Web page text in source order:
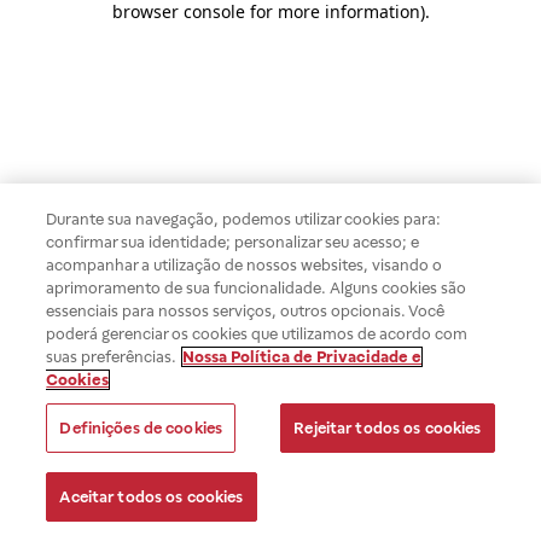
browser console for more information).
Durante sua navegação, podemos utilizar cookies para:
confirmar sua identidade; personalizar seu acesso; e
acompanhar a utilização de nossos websites, visando o
aprimoramento de sua funcionalidade. Alguns cookies são
essenciais para nossos serviços, outros opcionais. Você
poderá gerenciar os cookies que utilizamos de acordo com
suas preferências. Nossa Política de Privacidade e
Cookies
Definições de cookies Rejeitar todos os cookies
Aceitar todos os cookies